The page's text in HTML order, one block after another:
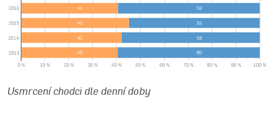
Usmrcení chodci dle denní doby